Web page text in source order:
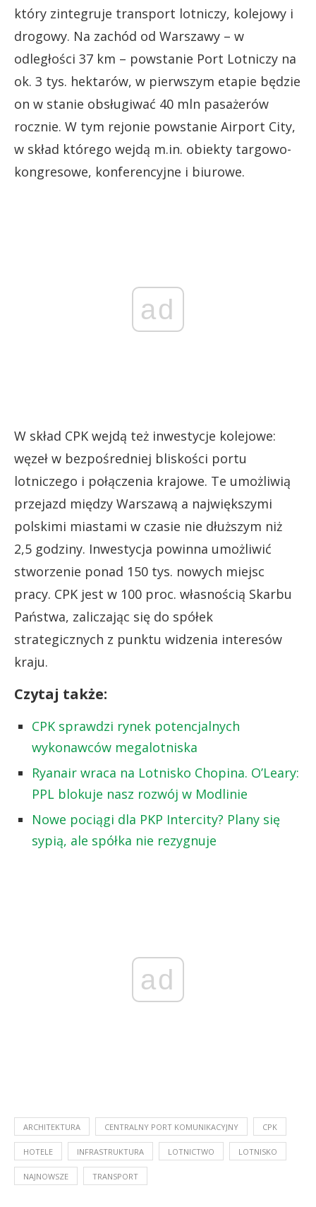
który zintegruje transport lotniczy, kolejowy i
drogowy. Na zachód od Warszawy – w
odległości 37 km – powstanie Port Lotniczy na
ok. 3 tys. hektarów, w pierwszym etapie będzie
on w stanie obsługiwać 40 mln pasażerów
rocznie. W tym rejonie powstanie Airport City,
w skład którego wejdą m.in. obiekty targowo-
kongresowe, konferencyjne i biurowe.
ad
W skład CPK wejdą też inwestycje kolejowe:
węzeł w bezpośredniej bliskości portu
lotniczego i połączenia krajowe. Te umożliwią
przejazd między Warszawą a największymi
polskimi miastami w czasie nie dłuższym niż
2,5 godziny. Inwestycja powinna umożliwić
stworzenie ponad 150 tys. nowych miejsc
pracy. CPK jest w 100 proc. własnością Skarbu
Państwa, zaliczając się do spółek
strategicznych z punktu widzenia interesów
kraju.
Czytaj także:
CPK sprawdzi rynek potencjalnych
wykonawców megalotniska
Ryanair wraca na Lotnisko Chopina. O’Leary:
PPL blokuje nasz rozwój w Modlinie
Nowe pociągi dla PKP Intercity? Plany się
sypią, ale spółka nie rezygnuje
ad
ARCHITEKTURA CENTRALNY PORT KOMUNIKACYJNY CPK
HOTELE INFRASTRUKTURA LOTNICTWO LOTNISKO
NAJNOWSZE TRANSPORT